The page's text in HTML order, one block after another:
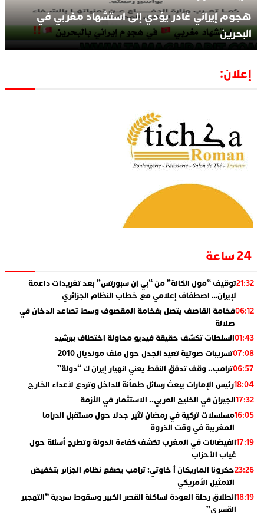
هجوم إيراني غادر يؤدي إلى استشهاد مغربي في
البحرين
إعلان:
24 ساعة
21:32توقيف “مول الكالة” من “بي إن سبورتس” بعد تغريدات داعمة
لإيران… اصطفاف إعلامي مع خطاب النظام الجزائري
06:12فخامة القاصف يتصل بفخامة المقصوف وسط تصاعد الدخان في
صلالة
01:43السلطات تكشف حقيقة فيديو محاولة اختطاف ببرشيد
07:08تسريبات صوتية تعيد الجدل حول ملف مونديال 2010
06:57ترامب.. وقف تدفق النفط يعني انهيار إيران ك “دولة”
18:04رئيس الإمارات يبعث رسائل طمأنة للداخل وتردع لأعداء الخارج
17:32الجيران في الخليج العربي.. الاستثمار في الأزمة
16:05مسلسلات تركية في رمضان تثير جدلا حول مستقبل الدراما
المغربية في وقت الذروة
17:19الفيضانات في المغرب تكشف كفاءة الدولة وتطرح أسئلة حول
غياب الأحزاب
23:26حكرونا الماريكان أ خاوتي: ترامب يصفع نظام الجزائر بتخفيض
التمثيل الأمريكي
18:19انطلاق رحلة العودة لساكنة القصر الكبير وسقوط سردية “التهجير
القسري”